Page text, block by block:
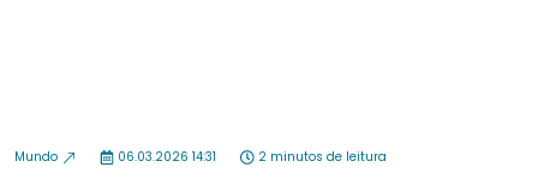
Mundo 06.03.2026 14:31 2 minutos de leitura